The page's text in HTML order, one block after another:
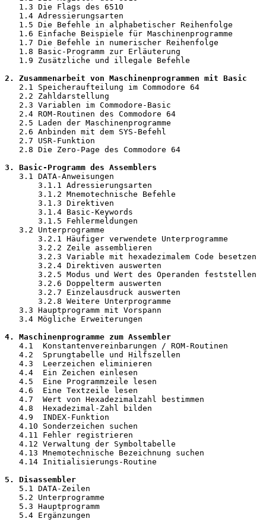
1.3 Die Flags des 6510
1.4 Adressierungsarten
1.5 Die Befehle in alphabetischer Reihenfolge
1.6 Einfache Beispiele für Maschinenprogramme
1.7 Die Befehle in numerischer Reihenfolge
1.8 Basic-Programm zur Erläuterung
1.9 Zusätzliche und illegale Befehle
2. Zusammenarbeit von Maschinenprogrammen mit Basic
2.1 Speicheraufteilung im Commodore 64
2.2 Zahldarstellung
2.3 Variablen im Commodore-Basic
2.4 ROM-Routinen des Commodore 64
2.5 Laden der Maschinenprogramme
2.6 Anbinden mit dem SYS-Befehl
2.7 USR-Funktion
2.8 Die Zero-Page des Commodore 64
3. Basic-Programm des Assemblers
3.1 DATA-Anweisungen
3.1.1 Adressierungsarten
3.1.2 Mnemotechnische Befehle
3.1.3 Direktiven
3.1.4 Basic-Keywords
3.1.5 Fehlermeldungen
3.2 Unterprogramme
3.2.1 Häufiger verwendete Unterprogramme
3.2.2 Zeile assemblieren
3.2.3 Variable mit hexadezimalem Code besetzen
3.2.4 Direktiven auswerten
3.2.5 Modus und Wert des Operanden feststellen
3.2.6 Doppelterm auswerten
3.2.7 Einzelausdruck auswerten
3.2.8 Weitere Unterprogramme
3.3 Hauptprogramm mit Vorspann
3.4 Mögliche Erweiterungen
4. Maschinenprogramme zum Assembler
4.1  Konstantenvereinbarungen / ROM-Routinen
4.2  Sprungtabelle und Hilfszellen
4.3  Leerzeichen eliminieren
4.4  Ein Zeichen einlesen
4.5  Eine Programmzeile lesen
4.6  Eine Textzeile lesen
4.7  Wert von Hexadezimalzahl bestimmen
4.8  Hexadezimal-Zahl bilden
4.9  INDEX-Funktion
4.10 Sonderzeichen suchen
4.11 Fehler registrieren
4.12 Verwaltung der Symboltabelle
4.13 Mnemotechnische Bezeichnung suchen
4.14 Initialisierungs-Routine
5. Disassembler
5.1 DATA-Zeilen
5.2 Unterprogramme
5.3 Hauptprogramm
5.4 Ergänzungen